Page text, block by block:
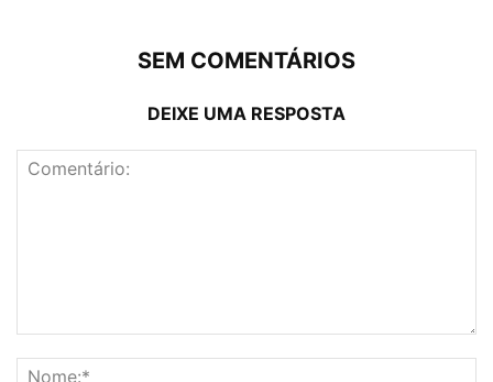
SEM COMENTÁRIOS
DEIXE UMA RESPOSTA